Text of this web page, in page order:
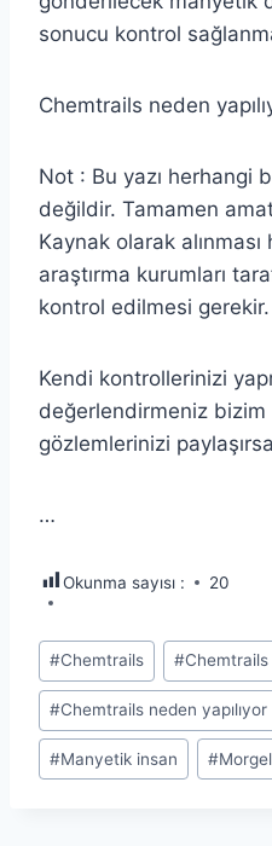
sonucu kontrol
Chemtrails neden
Not : Bu yazı herhangi
değildir. Tamamen
Kaynak olarak
araştırma kurumları
kontrol edilmesi gerekir.
Kendi kontrollerinizi
değerlendirmeniz bizim
gözlemlerinizi
…
Okunma sayısı : 20
Post
Tags:
#Chemtrails #Chemtrails
#Chemtrails neden yapılıyor
#Manyetik insan #